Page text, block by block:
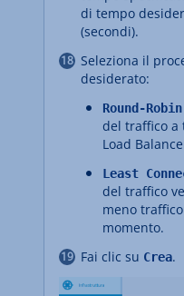
di tempo
(secondi).
Seleziona il
desiderato:
Round-
del traffico a
Load
Least
del traffico
meno
momento.
Fai clic su Crea.